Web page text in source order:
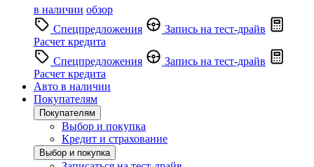
в наличии обзор
Спецпредложения
Запись на тест-драйв
Расчет кредита
Спецпредложения
Запись на тест-драйв
Расчет кредита
Авто в наличии
Покупателям
Покупателям
Выбор и покупка
Кредит и страхование
Выбор и покупка